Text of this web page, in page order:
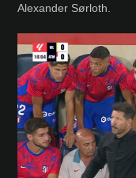
Alexander Sørloth.